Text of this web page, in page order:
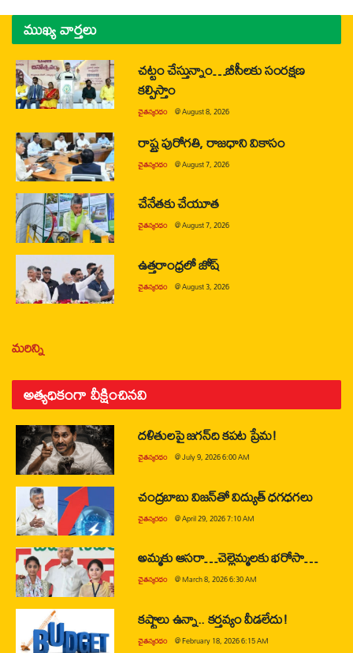
ముఖ్య వార్తలు
చట్టం చేస్తున్నాం…బీసీలకు సంరక్షణ
కల్పిస్తాం
చైతన్యరధం @August 8, 2026
రాష్ట్ర పురోగతి, రాజధాని వికాసం
చైతన్యరధం @August 7, 2026
చేనేతకు చేయూత
చైతన్యరధం @August 7, 2026
ఉత్తరాంధ్రలో జోష్
చైతన్యరధం @August 3, 2026
మరిన్ని
అత్యధికంగా వీక్షించినవి
దళితులపై జగన్‌ది కపట ప్రేమ!
చైతన్యరధం @July 9, 2026 6:00 AM
చంద్రబాబు విజన్‌తో విద్యుత్ ధగధగలు
చైతన్యరధం @April 29, 2026 7:10 AM
అమ్మకు ఆసరా…చెల్లెమ్మలకు భరోసా…
చైతన్యరధం @March 8, 2026 6:30 AM
కష్టాలు ఉన్నా.. కర్తవ్యం వీడలేదు!
చైతన్యరధం @February 18, 2026 6:15 AM